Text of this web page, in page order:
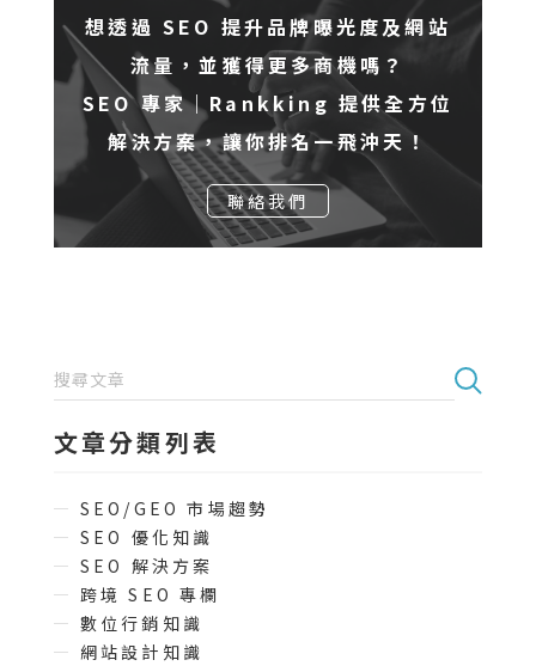
想透過 SEO 提升品牌曝光度及網站
流量，並獲得更多商機嗎？
SEO 專家｜Rankking 提供全方位
解決方案，讓你排名一飛沖天！
聯絡我們
文章分類列表
SEO/GEO 市場趨勢
SEO 優化知識
SEO 解決方案
跨境 SEO 專欄
數位行銷知識
網站設計知識